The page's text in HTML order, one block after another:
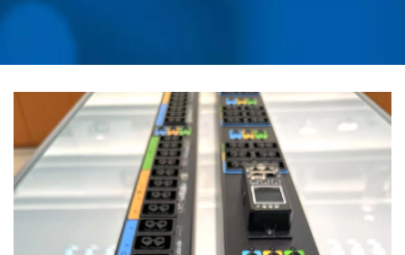
DÜZEYINDE İZLEME,
ESG UYUMUNU
İÇERIYOR |
TAYVAN'DAN GÜÇLE
İLGILI ÜRÜNLERIN
TEDARIKÇISI | AHOKU
ELECTRONIC COMPANY